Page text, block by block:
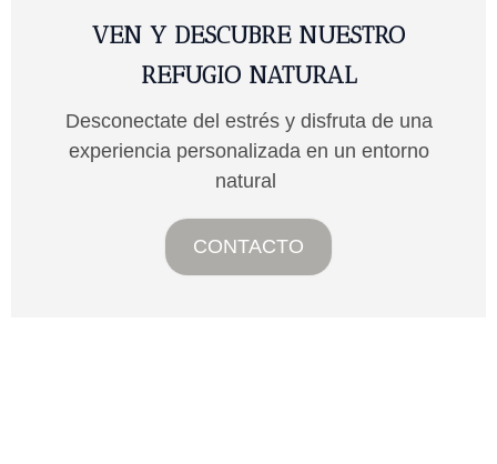
VEN Y DESCUBRE NUESTRO
REFUGIO NATURAL
Desconectate del estrés y disfruta de una
experiencia personalizada en un entorno
natural
CONTACTO